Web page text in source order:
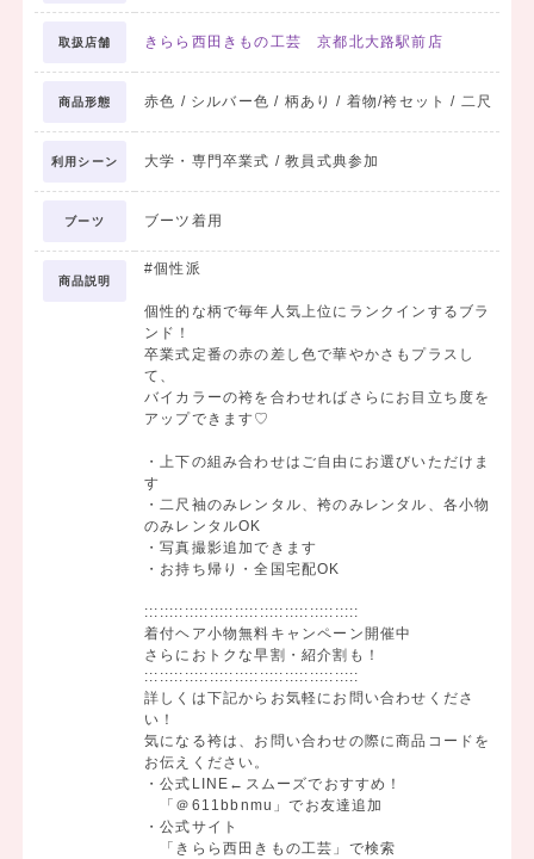
取扱店舗 きらら西田きもの工芸 京都北大路駅前店
商品形態 赤色 / シルバー色 / 柄あり / 着物/袴セット / 二尺
利用シーン 大学・専門卒業式 / 教員式典参加
ブーツ ブーツ着用
商品説明
#個性派
個性的な柄で毎年人気上位にランクインするブラ
ンド！
卒業式定番の赤の差し色で華やかさもプラスし
て、
バイカラーの袴を合わせればさらにお目立ち度を
アップできます♡
・上下の組み合わせはご自由にお選びいただけま
す
・二尺袖のみレンタル、袴のみレンタル、各小物
のみレンタルOK
・写真撮影追加できます
・お持ち帰り・全国宅配OK
:::::::::::::::::::::::::::::::::::::::::::
着付ヘア小物無料キャンペーン開催中
さらにおトクな早割・紹介割も！
:::::::::::::::::::::::::::::::::::::::::::
詳しくは下記からお気軽にお問い合わせくださ
い！
気になる袴は、お問い合わせの際に商品コードを
お伝えください。
・公式LINE←スムーズでおすすめ！
「＠611bbnmu」でお友達追加
・公式サイト
「きらら西田きもの工芸」で検索